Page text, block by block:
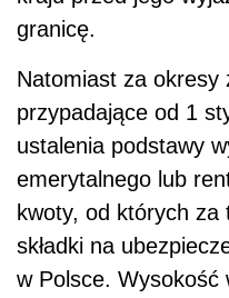
granicę.
Natomiast za okresy
przypadające od 1
ustalenia podstawy
emerytalnego lub
kwoty, od których za
składki na
w Polsce. Wysokość